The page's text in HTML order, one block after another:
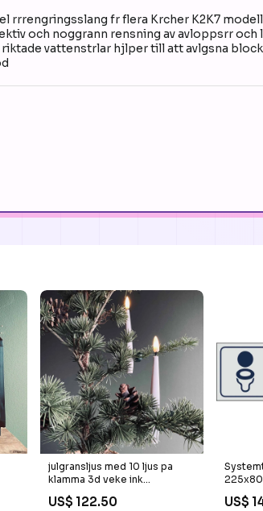
rrrengringsslang fr flera Krcher K2K7
och noggrann rensning av avloppsrr och
vattenstrlar hjlper till att avlgsna
julgransljus med 10 ljus pa
klamma 3d veke ink
fjarrkontroll Lis
US$ 122.50
927157
US$